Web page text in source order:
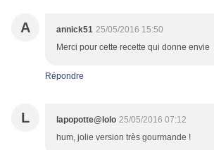
A annick51 25/05/2016 15:50
Merci pour cette recette qui donne envie
Répondre
L lapopotte@lolo 25/05/2016 07:12
hum, jolie version très gourmande !